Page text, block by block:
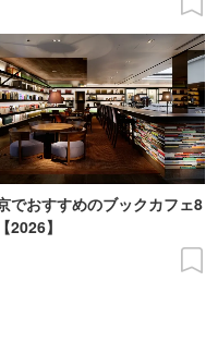
でおすすめのブックカフェ8
2026】